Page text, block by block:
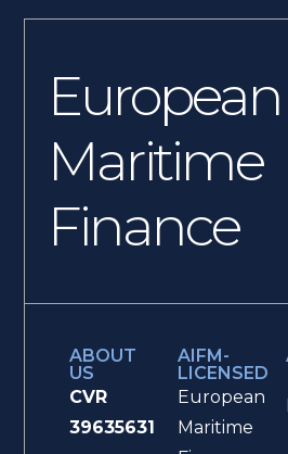
European
Maritime
Finance
ABOUT
US
CVR
39635631
AIFM-
LICENSED
European
Maritime